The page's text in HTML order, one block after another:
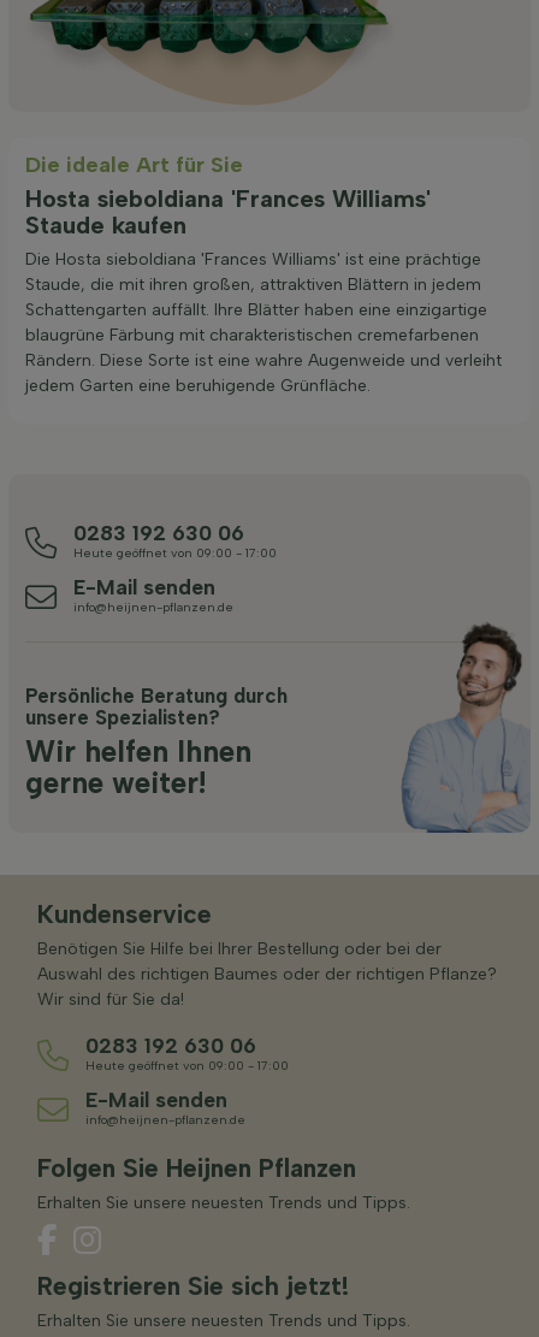
Die ideale Art für Sie
Hosta sieboldiana 'Frances Williams'
Staude kaufen
Die Hosta sieboldiana 'Frances Williams' ist eine prächtige
Staude, die mit ihren großen, attraktiven Blättern in jedem
Schattengarten auffällt. Ihre Blätter haben eine einzigartige
blaugrüne Färbung mit charakteristischen cremefarbenen
Rändern. Diese Sorte ist eine wahre Augenweide und verleiht
jedem Garten eine beruhigende Grünfläche.
0283 192 630 06
Heute geöffnet von 09:00 - 17:00
E-Mail senden
info@heijnen-pflanzen.de
Persönliche Beratung durch
unsere Spezialisten?
Wir helfen Ihnen
gerne weiter!
Kundenservice
Benötigen Sie Hilfe bei Ihrer Bestellung oder bei der
Auswahl des richtigen Baumes oder der richtigen Pflanze?
Wir sind für Sie da!
0283 192 630 06
Heute geöffnet von 09:00 - 17:00
E-Mail senden
info@heijnen-pflanzen.de
Folgen Sie Heijnen Pflanzen
Erhalten Sie unsere neuesten Trends und Tipps.
Registrieren Sie sich jetzt!
Erhalten Sie unsere neuesten Trends und Tipps.